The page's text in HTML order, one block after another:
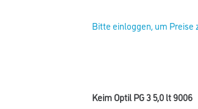
Bitte einloggen, um Preise
Keim Optil PG 3 5,0 lt 9006